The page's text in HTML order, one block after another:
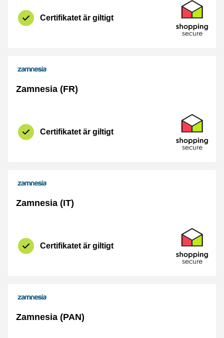
Certifikatet är giltigt
Certifikat
Shopping
Zamnesia (FR)
Certifikatet är giltigt
Certifikat
Shopping
Zamnesia (IT)
Certifikatet är giltigt
Certifikat
Shopping
Zamnesia (PAN)